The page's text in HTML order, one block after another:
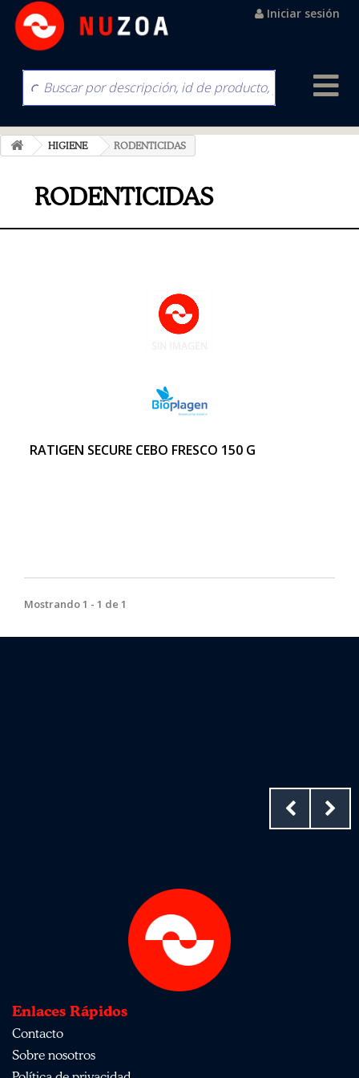
Iniciar sesión
HIGIENE RODENTICIDAS
RODENTICIDAS
RATIGEN SECURE CEBO FRESCO 150 G
Mostrando 1 - 1 de 1
Enlaces Rápidos
Contacto
Sobre nosotros